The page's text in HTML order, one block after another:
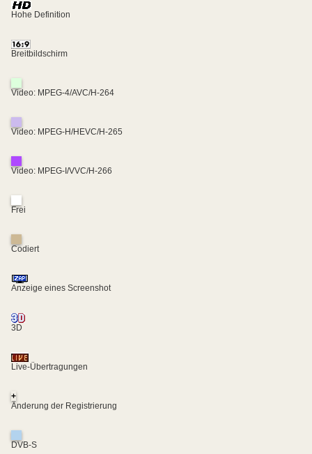
Hohe Definition
Breitbildschirm
Video: MPEG-4/AVC/H-264
Video: MPEG-H/HEVC/H-265
Video: MPEG-I/VVC/H-266
Frei
Codiert
Anzeige eines Screenshot
3D
Live-Übertragungen
+
Änderung der Registrierung
DVB-S